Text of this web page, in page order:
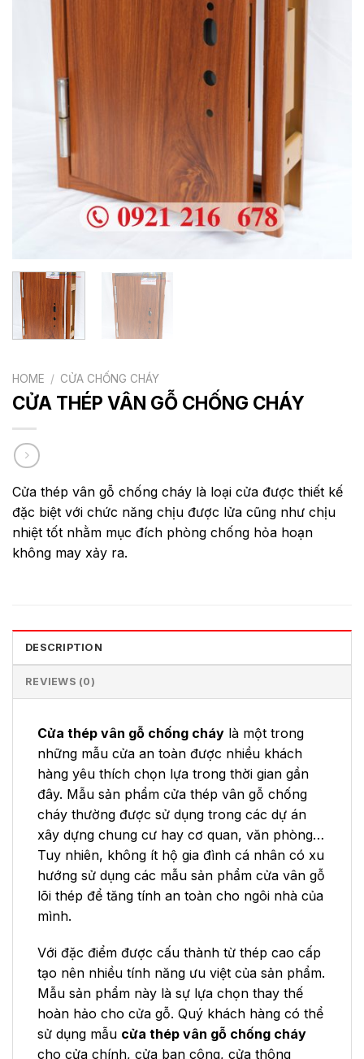
HOME / CỬA CHỐNG CHÁY
CỬA THÉP VÂN GỖ CHỐNG CHÁY
Cửa thép vân gỗ chống cháy là loại cửa được thiết kế
đặc biệt với chức năng chịu được lửa cũng như chịu
nhiệt tốt nhằm mục đích phòng chống hỏa hoạn
không may xảy ra.
DESCRIPTION
REVIEWS (0)
Cửa thép vân gỗ chống cháy là một trong
những mẫu cửa an toàn được nhiều khách
hàng yêu thích chọn lựa trong thời gian gần
đây. Mẫu sản phẩm cửa thép vân gỗ chống
cháy thường được sử dụng trong các dự án
xây dựng chung cư hay cơ quan, văn phòng…
Tuy nhiên, không ít hộ gia đình cá nhân có xu
hướng sử dụng các mẫu sản phẩm cửa vân gỗ
lõi thép để tăng tính an toàn cho ngôi nhà của
mình.
Với đặc điểm được cấu thành từ thép cao cấp
tạo nên nhiều tính năng ưu việt của sản phẩm.
Mẫu sản phẩm này là sự lựa chọn thay thế
hoàn hảo cho cửa gỗ. Quý khách hàng có thể
sử dụng mẫu cửa thép vân gỗ chống cháy
cho cửa chính, cửa ban công, cửa thông